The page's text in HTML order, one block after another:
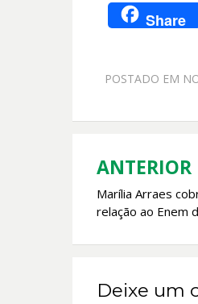
Share
POSTADO EM
de
ANTERIOR
Marília Arraes
relação ao Enem
Deixe um